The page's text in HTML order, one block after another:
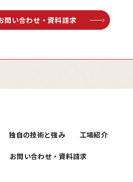
問い合わせ・資料請求
独自の技術と強み 工場紹介
お問い合わせ・資料請求